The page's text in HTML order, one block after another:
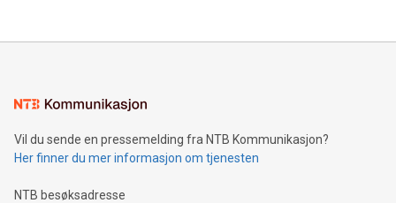
Vil du sende en pressemelding fra NTB Kommunikasjon?
Her finner du mer informasjon om tjenesten
NTB besøksadresse